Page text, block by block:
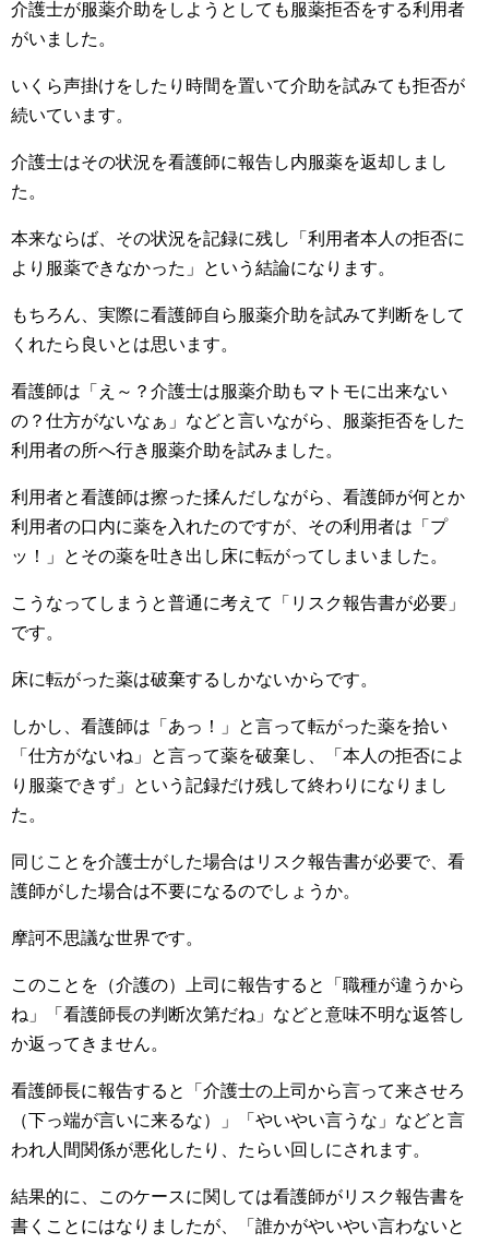
介護士が服薬介助をしようとしても服薬拒否をする利用者
がいました。
いくら声掛けをしたり時間を置いて介助を試みても拒否が
続いています。
介護士はその状況を看護師に報告し内服薬を返却しまし
た。
本来ならば、その状況を記録に残し「利用者本人の拒否に
より服薬できなかった」という結論になります。
もちろん、実際に看護師自ら服薬介助を試みて判断をして
くれたら良いとは思います。
看護師は「え～？介護士は服薬介助もマトモに出来ない
の？仕方がないなぁ」などと言いながら、服薬拒否をした
利用者の所へ行き服薬介助を試みました。
利用者と看護師は擦った揉んだしながら、看護師が何とか
利用者の口内に薬を入れたのですが、その利用者は「プ
ッ！」とその薬を吐き出し床に転がってしまいました。
こうなってしまうと普通に考えて「リスク報告書が必要」
です。
床に転がった薬は破棄するしかないからです。
しかし、看護師は「あっ！」と言って転がった薬を拾い
「仕方がないね」と言って薬を破棄し、「本人の拒否によ
り服薬できず」という記録だけ残して終わりになりまし
た。
同じことを介護士がした場合はリスク報告書が必要で、看
護師がした場合は不要になるのでしょうか。
摩訶不思議な世界です。
このことを（介護の）上司に報告すると「職種が違うから
ね」「看護師長の判断次第だね」などと意味不明な返答し
か返ってきません。
看護師長に報告すると「介護士の上司から言って来させろ
（下っ端が言いに来るな）」「やいやい言うな」などと言
われ人間関係が悪化したり、たらい回しにされます。
結果的に、このケースに関しては看護師がリスク報告書を
書くことにはなりましたが、「誰かがやいやい言わないと